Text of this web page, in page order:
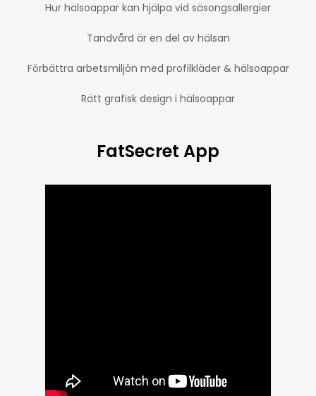
Hur hälsoappar kan hjälpa vid säsongsallergier
Tandvård är en del av hälsan
Förbättra arbetsmiljön med profilkläder & hälsoappar
Rätt grafisk design i hälsoappar
FatSecret App